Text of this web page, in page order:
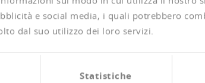
e social media, i quali potrebbero
dal suo utilizzo dei loro servizi.
Statistiche